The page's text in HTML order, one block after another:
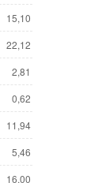
15,10
22,12
2,81
0,62
11,94
5,46
16,00